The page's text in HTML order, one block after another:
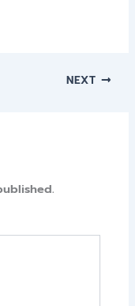
NEXT